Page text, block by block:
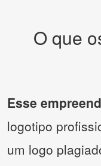
O que
Esse
logotipo
um logo